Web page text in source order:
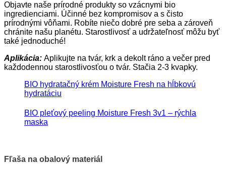
Objavte naše prírodné produkty so vzácnymi bio
ingredienciami. Účinné bez kompromisov a s čisto
prírodnými vôňami. Robíte niečo dobré pre seba a zároveň
chránite našu planétu. Starostlivosť a udržateľnosť môžu byť
také jednoduché!
Aplikácia: Aplikujte na tvár, krk a dekolt ráno a večer pred
každodennou starostlivosťou o tvár. Stačia 2-3 kvapky.
BIO hydratačný krém Moisture Fresh na hĺbkovú
hydratáciu
BIO pleťový peeling Moisture Fresh 3v1 – rýchla
maska
Fľaša na obalový materiál